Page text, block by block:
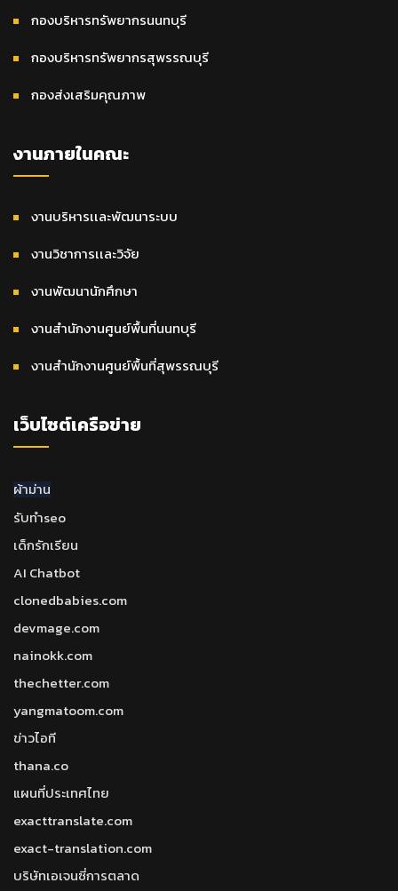
กองบริหารทรัพยากรนนทบุรี
กองบริหารทรัพยากรสุพรรณบุรี
กองส่งเสริมคุณภาพ
งานภายในคณะ
งานบริหารเเละพัฒนาระบบ
งานวิชาการเเละวิจัย
งานพัฒนานักศึกษา
งานสำนักงานศูนย์พื้นที่นนทบุรี
งานสำนักงานศูนย์พื้นที่สุพรรณบุรี
เว็บไซต์เครือข่าย
ผ้าม่าน
รับทำseo
เด็กรักเรียน
AI Chatbot
clonedbabies.com
devmage.com
nainokk.com
thechetter.com
yangmatoom.com
ข่าวไอที
thana.co
แผนที่ประเทศไทย
exacttranslate.com
exact-translation.com
บริษัทเอเจนซี่การตลาด